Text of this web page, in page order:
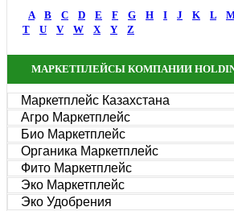
A B C D E F G H I J K L
T
U V W X Y Z
МАРКЕТПЛЕЙСЫ КОМПАНИИ
Маркетплейс Казахстана
Агро Маркетплейс
Био Маркетплейс
Органика Маркетплейс
Фито Маркетплейс
Эко Маркетплейс
Эко Удобрения